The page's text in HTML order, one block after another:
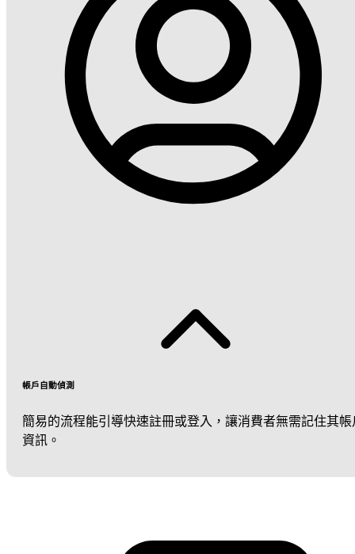
帳戶自動偵測
簡易的流程能引導快速註冊或登入，讓消費者無需記住其帳
資訊。